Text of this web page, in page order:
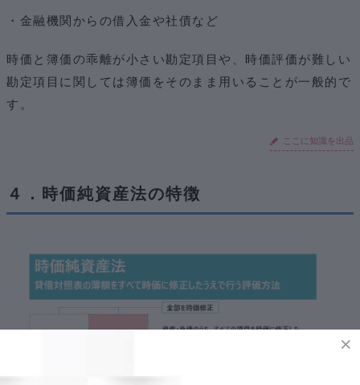
・金融機関からの借入金や社債など
時価と簿価の乖離が小さい勘定項目や、時価評価が難しい
勘定項目に関しては簿価をそのまま用いることが一般的で
す。
ここに知識を出品
４．時価純資産法の特徴